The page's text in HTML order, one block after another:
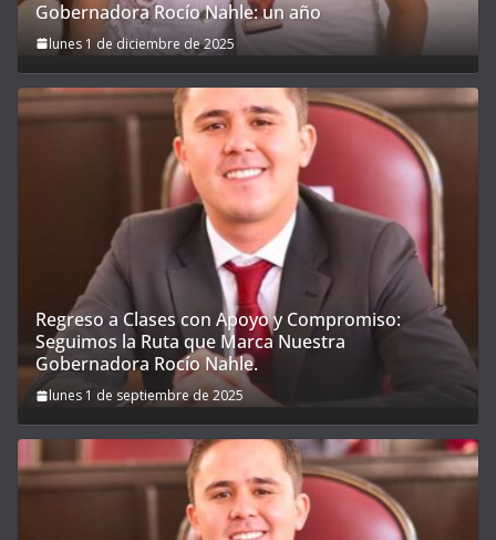
Gobernadora Rocío Nahle: un año
lunes 1 de diciembre de 2025
Regreso a Clases con Apoyo y Compromiso:
Seguimos la Ruta que Marca Nuestra
Gobernadora Rocío Nahle.
lunes 1 de septiembre de 2025